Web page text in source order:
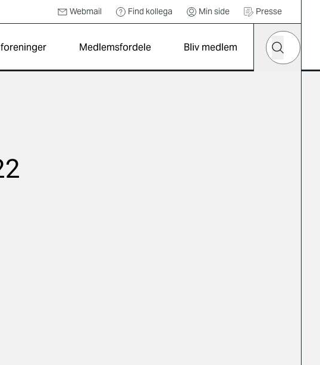
Webmail Find kollega Min side Presse
Medlemsfordele Bliv medlem
Hvad leder
Søg